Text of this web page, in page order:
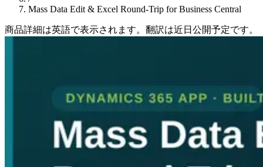
Mass Data Edit & Excel Round-Trip for Business Central
商品詳細は英語で表示されます。翻訳は近日公開予定です。